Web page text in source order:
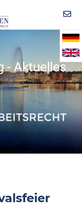
- Aktuelles